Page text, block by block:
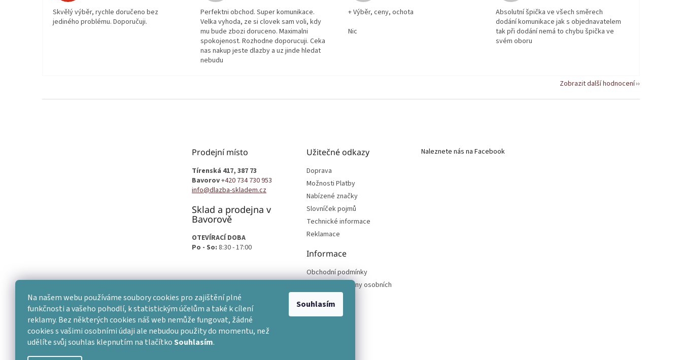
Na našem webu používáme soubory cookies pro zajištění plné
funkčnosti a vašeho pohodlí, k statistickým účelům a také k cílení
reklamy. Bez některých cookies náš web nemůže fungovat, žádné
cookies s vašimi osobními údaji ale nebudou použity do momentu, než
udělíte svůj souhlas klepnutím na tlačítkoSouhlasím.
Souhlasím
Skvělý výběr, rychle doručeno bez
jediného problému. Doporučuji.
Perfektni obchod. Super komunikace.
Velka vyhoda, ze si clovek sam voli, kdy
mu bude zbozi doruceno. Maximalni
spokojenost. Rozhodne doporucuji. Ceka
nas nakup jeste dlazby a uz jinde hledat
nebudu
+ Výběr, ceny, ochota
Nic
Absolutní špička ve všech směrech
dodání komunikace jak s objednavatelem
tak při dodání nemá to chybu špička ve
svém oboru
Zobrazit další hodnocení
Prodejní místo
Tírenská 417, 387 73
Bavorov+420 734 730 953
info@dlazba-skladem.cz
Sklad a prodejna v
Bavorově
OTEVÍRACÍ DOBA
Po - So: 8:30 - 17:00
Užitečné odkazy
Doprava
Možnosti Platby
Nabízené značky
Slovníček pojmů
Technické informace
Reklamace
Informace
Obchodní podmínky
Podmínky ochrany osobních
podmínek
Naleznete nás na Facebook